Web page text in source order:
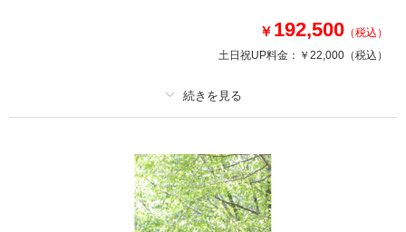
撮影日の空き
を確認する
￥ 192,500 （税込）
土日祝UP料金： ￥22,000 （税込）
新婦衣装1着
ヘアメイク
データ 100 カット